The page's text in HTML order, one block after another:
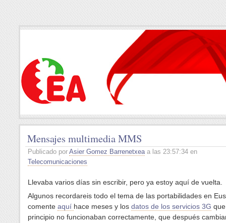
Mensajes multimedia MMS
Publicado por Asier Gomez Barrenetxeaa las 23:57:34 en
Telecomunicaciones
Llevaba varios días sin escribir, pero ya estoy aquí de vuelta.
Algunos recordareis todo el tema de las portabilidades en
comente aquí hace meses y los datos de los servicios 3G
principio no funcionaban correctamente, que después